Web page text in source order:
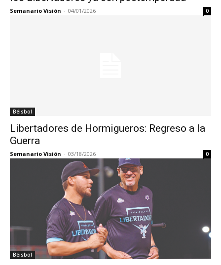
Semanario Visión - 04/01/2026 0
Béisbol
Libertadores de Hormigueros: Regreso a la
Guerra
Semanario Visión - 03/18/2026 0
Béisbol